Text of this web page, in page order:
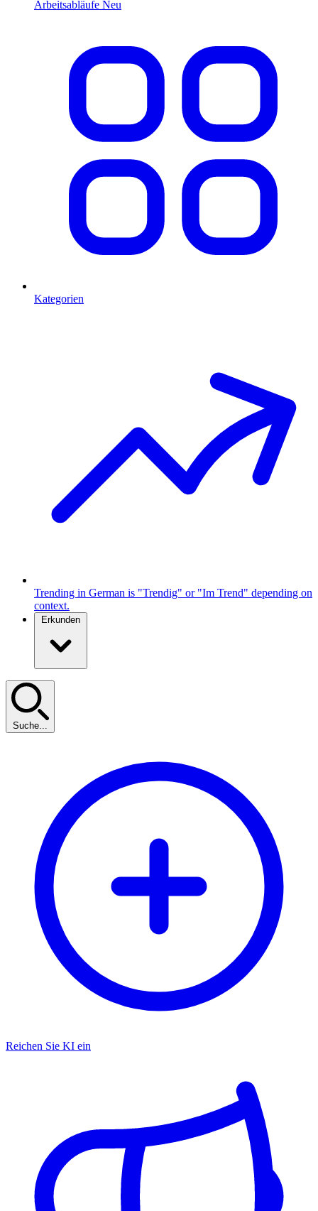
Arbeitsabläufe Neu
Kategorien
Trending in German is "Trendig" or "Im Trend" depending on
context.
Erkunden
Suche...
Reichen Sie KI ein